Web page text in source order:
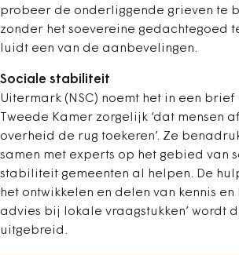
probeer de onderliggende grieven te
zonder het soevereine gedachtegoed
luidt een van de aanbevelingen.
Sociale stabiliteit
Uitermark (NSC) noemt het in een
Tweede Kamer zorgelijk ‘dat mensen
overheid de rug toekeren’. Ze
samen met experts op het gebied van
stabiliteit gemeenten al helpen. De
het ontwikkelen en delen van kennis
advies bij lokale vraagstukken’ wordt
uitgebreid.